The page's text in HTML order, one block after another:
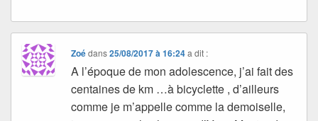
Zoédans25/08/2017 à 16:24 a dit :
A l’époque de mon adolescence, j’ai fait des
centaines de km …à bicyclette , d’ailleurs
comme je m’appelle comme la demoiselle,